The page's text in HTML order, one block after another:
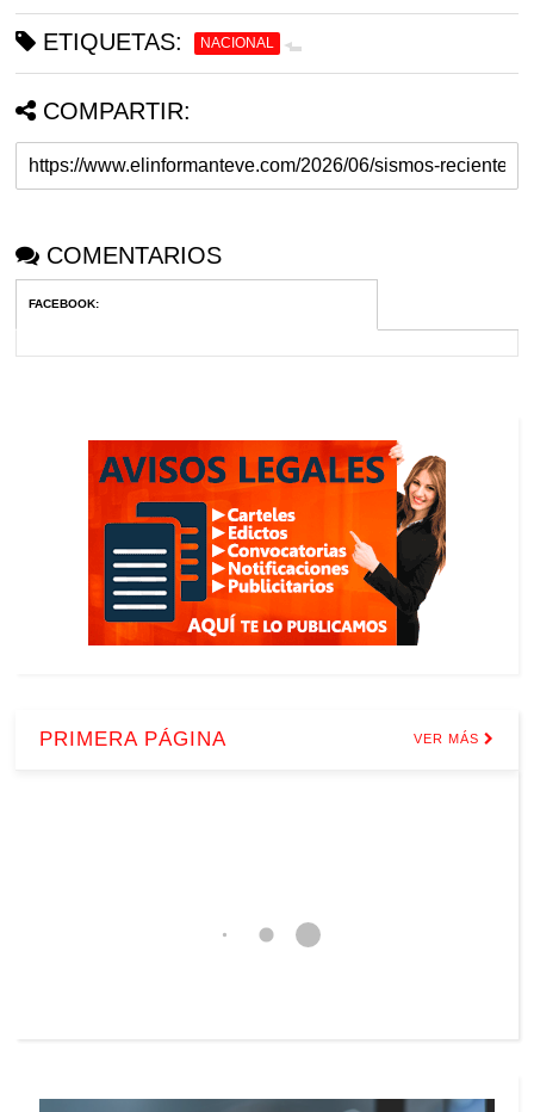
29-06-2026 04:22
Magnitud: 3.5
10 km al oeste de Naiguata
29-06-2026 03:32
Magnitud: 2.4
29-06-2026 03:16
34 km al sureste de Cua
29-06-2026 02:59
Profundidad: 21.8 km
Magnitud: 2.2
42 km al norte de La Victoria
ETIQUETAS: NACIONAL
COMPARTIR:
COMENTARIOS
FACEBOOK:
PRIMERA PÁGINA VER MÁS